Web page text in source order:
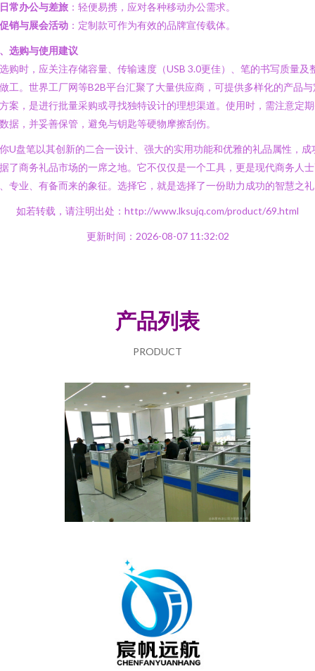
日常办公与差旅 ：轻便易携，应对各种移动办公需求。
促销与展会活动 ：定制款可作为有效的品牌宣传载体。
选购与使用建议
购时，应关注存储容量、传输速度（USB 3.0更佳）、笔的书写质量及
工。世界工厂网等B2B平台汇聚了大量供应商，可提供多样化的产品与
案，是进行批量采购或寻找独特设计的理想渠道。使用时，需注意定
据，并妥善保管，避免与钥匙等硬物摩擦刮伤。
U盘笔以其创新的二合一设计、强大的实用功能和优雅的礼品属性，成
了商务礼品市场的一席之地。它不仅仅是一个工具，更是现代商务人
专业、有备而来的象征。选择它，就是选择了一份助力成功的智慧之
如若转载，请注明出处：http://www.lksujq.com/product/69.html
更新时间：2026-08-07 11:32:02
产品列表
PRODUCT